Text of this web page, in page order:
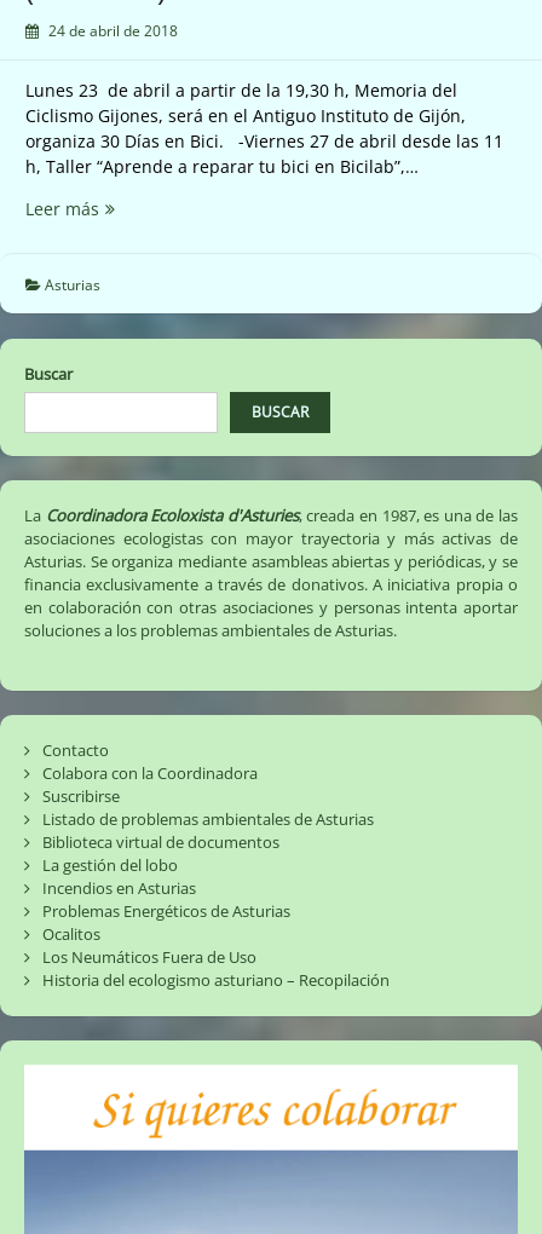
24 de abril de 2018
Lunes 23 de abril a partir de la 19,30 h, Memoria del
Ciclismo Gijones, será en el Antiguo Instituto de Gijón,
organiza 30 Días en Bici. -Viernes 27 de abril desde las 11
h, Taller “Aprende a reparar tu bici en Bicilab”,…
Leer más Actividades
Asturias
Buscar
BUSCAR
La Coordinadora Ecoloxista d'Asturies, creada en 1987, es una de las
asociaciones ecologistas con mayor trayectoria y más activas de
Asturias. Se organiza mediante asambleas abiertas y periódicas, y se
financia exclusivamente a través de donativos. A iniciativa propia o
en colaboración con otras asociaciones y personas intenta aportar
soluciones a los problemas ambientales de Asturias.
Contacto
Colabora con la Coordinadora
Suscribirse
Listado de problemas ambientales de Asturias
Biblioteca virtual de documentos
La gestión del lobo
Incendios en Asturias
Problemas Energéticos de Asturias
Ocalitos
Los Neumáticos Fuera de Uso
Historia del ecologismo asturiano – Recopilación